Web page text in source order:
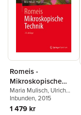
Romeis -
Mikroskopische
Technik
Maria Mulisch, Ulrich
Welsch
Inbunden, 2015
1 479 kr